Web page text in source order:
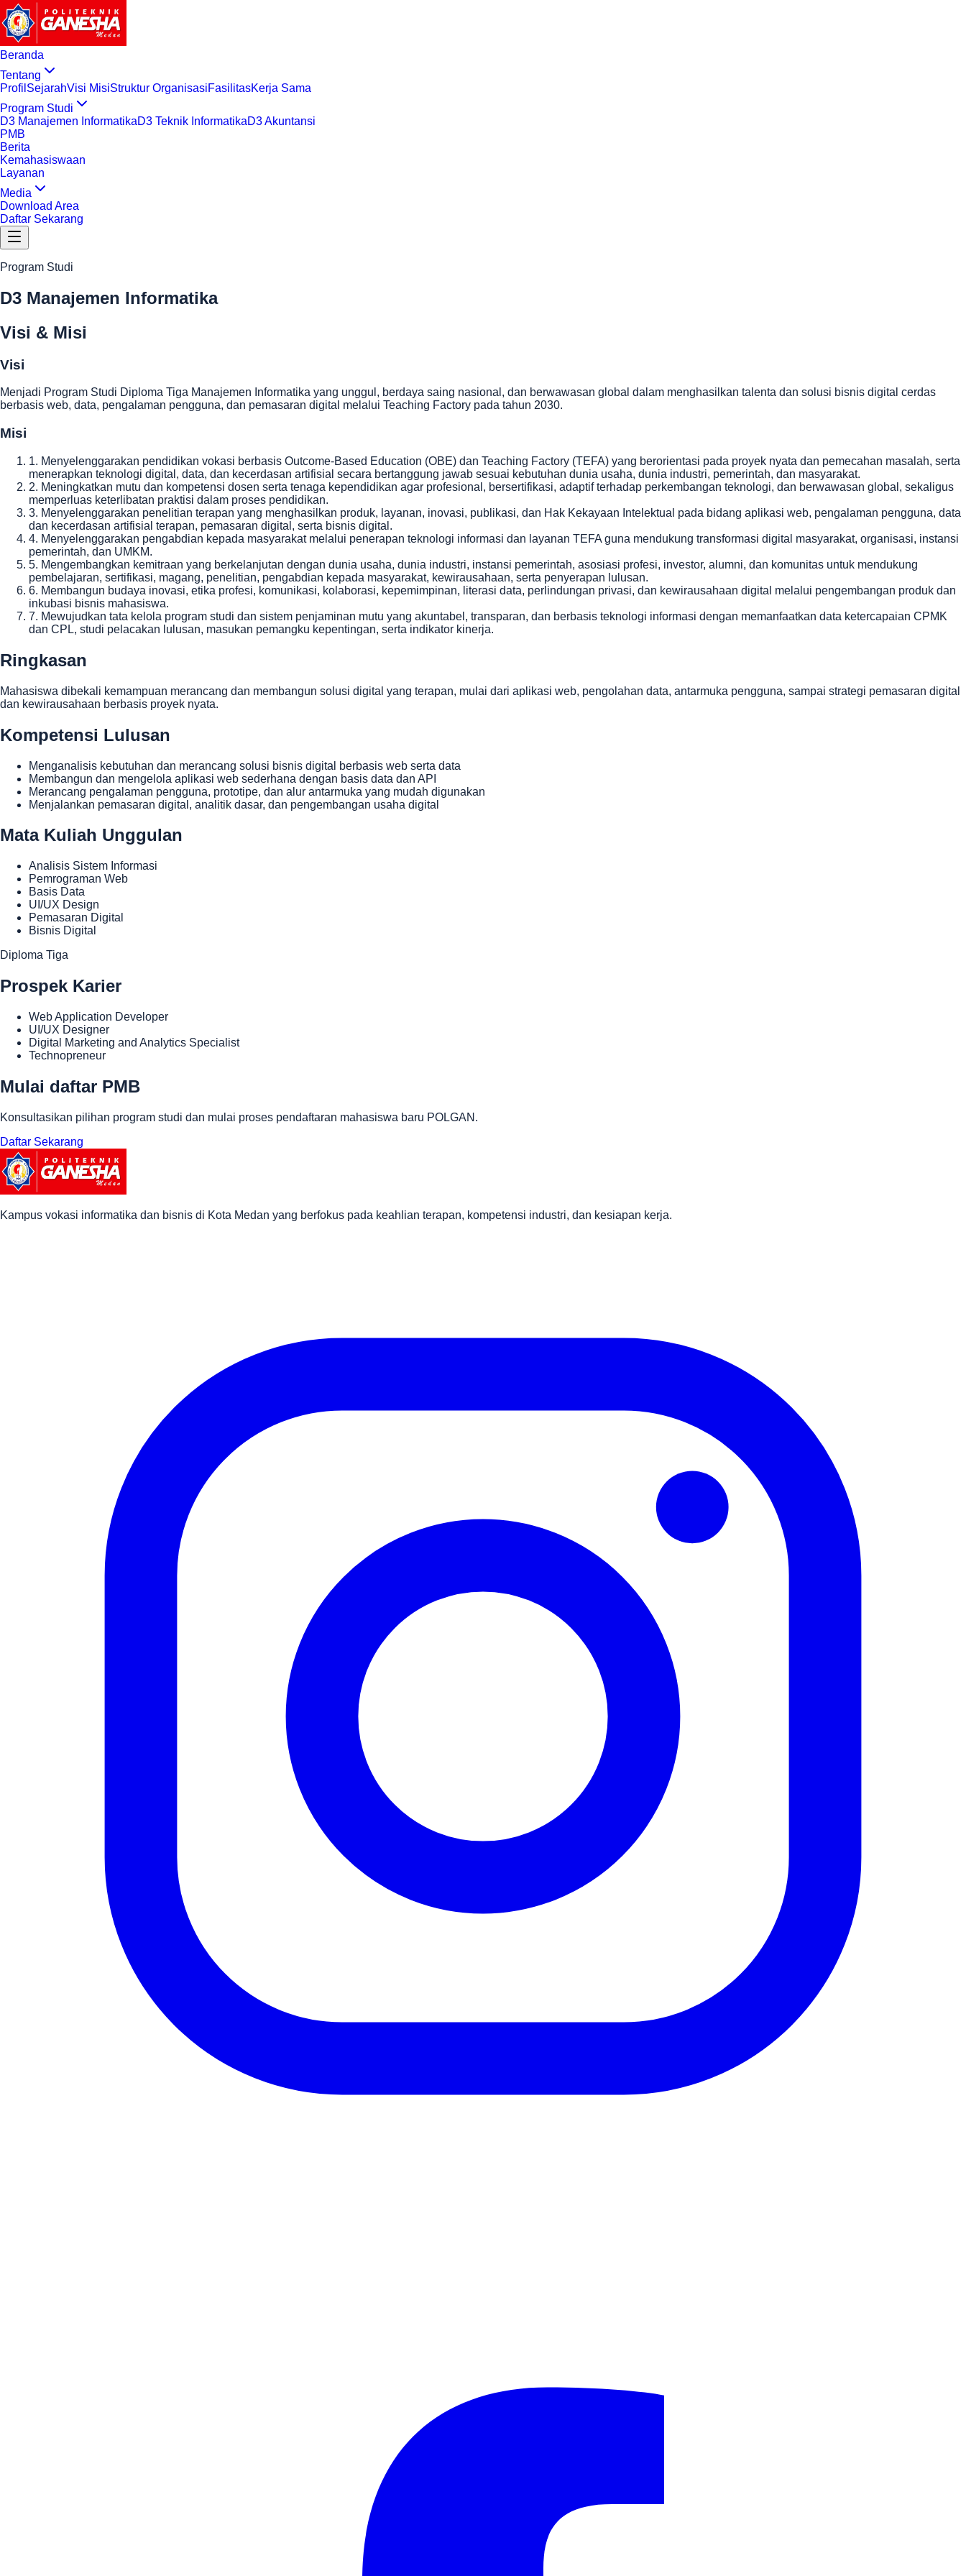
Beranda
Tentang
Profil SejarahVisi MisiStruktur OrganisasiFasilitasKerja Sama
Program Studi
D3 Manajemen InformatikaD3 Teknik InformatikaD3 Akuntansi
PMB
Berita
Kemahasiswaan
Layanan
Media
Download Area
Daftar Sekarang
Program Studi
D3 Manajemen Informatika
Visi & Misi
Visi
Menjadi Program Studi Diploma Tiga Manajemen Informatika yang unggul, berdaya saing nasional, dan berwawasan global dalam menghasilkan talenta dan solusi bisnis digital cerdas
berbasis web, data, pengalaman pengguna, dan pemasaran digital melalui Teaching Factory pada tahun 2030.
Misi
1. Menyelenggarakan pendidikan vokasi berbasis Outcome-Based Education (OBE) dan Teaching Factory (TEFA) yang berorientasi pada proyek nyata dan pemecahan masalah, serta
menerapkan teknologi digital, data, dan kecerdasan artifisial secara bertanggung jawab sesuai kebutuhan dunia usaha, dunia industri, pemerintah, dan masyarakat.
2. Meningkatkan mutu dan kompetensi dosen serta tenaga kependidikan agar profesional, bersertifikasi, adaptif terhadap perkembangan teknologi, dan berwawasan global, sekaligus
memperluas keterlibatan praktisi dalam proses pendidikan.
3. Menyelenggarakan penelitian terapan yang menghasilkan produk, layanan, inovasi, publikasi, dan Hak Kekayaan Intelektual pada bidang aplikasi web, pengalaman pengguna, data
dan kecerdasan artifisial terapan, pemasaran digital, serta bisnis digital.
4. Menyelenggarakan pengabdian kepada masyarakat melalui penerapan teknologi informasi dan layanan TEFA guna mendukung transformasi digital masyarakat, organisasi, instansi
pemerintah, dan UMKM.
5. Mengembangkan kemitraan yang berkelanjutan dengan dunia usaha, dunia industri, instansi pemerintah, asosiasi profesi, investor, alumni, dan komunitas untuk mendukung
pembelajaran, sertifikasi, magang, penelitian, pengabdian kepada masyarakat, kewirausahaan, serta penyerapan lulusan.
6. Membangun budaya inovasi, etika profesi, komunikasi, kolaborasi, kepemimpinan, literasi data, perlindungan privasi, dan kewirausahaan digital melalui pengembangan produk dan
inkubasi bisnis mahasiswa.
7. Mewujudkan tata kelola program studi dan sistem penjaminan mutu yang akuntabel, transparan, dan berbasis teknologi informasi dengan memanfaatkan data ketercapaian CPMK
dan CPL, studi pelacakan lulusan, masukan pemangku kepentingan, serta indikator kinerja.
Ringkasan
Mahasiswa dibekali kemampuan merancang dan membangun solusi digital yang terapan, mulai dari aplikasi web, pengolahan data, antarmuka pengguna, sampai strategi pemasaran digital
dan kewirausahaan berbasis proyek nyata.
Kompetensi Lulusan
Menganalisis kebutuhan dan merancang solusi bisnis digital berbasis web serta data
Membangun dan mengelola aplikasi web sederhana dengan basis data dan API
Merancang pengalaman pengguna, prototipe, dan alur antarmuka yang mudah digunakan
Menjalankan pemasaran digital, analitik dasar, dan pengembangan usaha digital
Mata Kuliah Unggulan
Analisis Sistem Informasi
Pemrograman Web
Basis Data
UI/UX Design
Pemasaran Digital
Bisnis Digital
Diploma Tiga
Prospek Karier
Web Application Developer
UI/UX Designer
Digital Marketing and Analytics Specialist
Technopreneur
Mulai daftar PMB
Konsultasikan pilihan program studi dan mulai proses pendaftaran mahasiswa baru POLGAN.
Daftar Sekarang
Kampus vokasi informatika dan bisnis di Kota Medan yang berfokus pada keahlian terapan, kompetensi industri, dan kesiapan kerja.